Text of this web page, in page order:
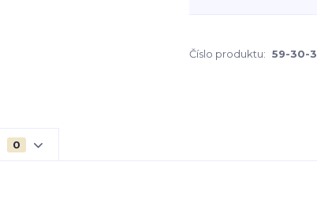
Číslo produktu: 59-30-3
0